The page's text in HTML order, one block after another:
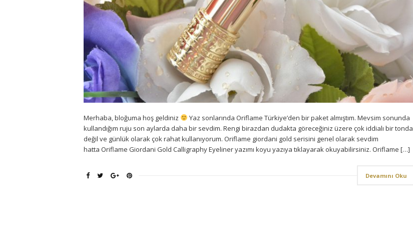
Merhaba, bloğuma hoş geldiniz
Yaz sonlarında Oriflame Türkiye’den bir paket almıştım. Mevsim sonunda
kullandığım ruju son aylarda daha bir sevdim. Rengi birazdan dudakta göreceğiniz üzere çok iddialı bir tonda
değil ve günlük olarak çok rahat kullanıyorum. Oriflame giordani gold serisini genel olarak sevdim
hatta Oriflame Giordani Gold Calligraphy Eyeliner yazımı koyu yazıya tıklayarak okuyabilirsiniz. Oriflame […]
Devamını Oku